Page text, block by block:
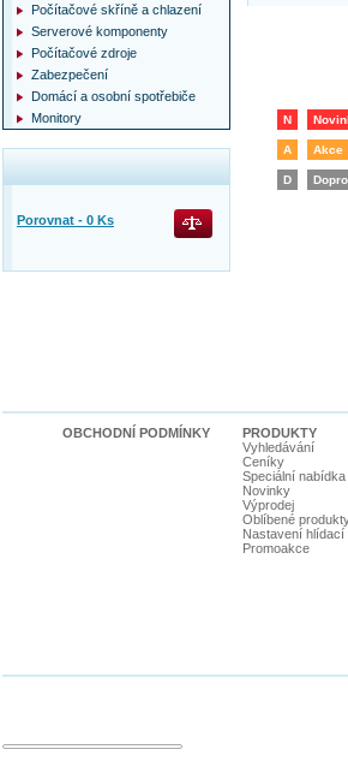
N
A Akce
D
Počítačové skříně a chlazení
Serverové komponenty
Počítačové zdroje
Zabezpečení
Domácí a osobní spotřebiče
Monitory
Porovnat - 0 Ks
OBCHODNÍ PODMÍNKY
PRODUKTY
Vyhledávání
Ceníky
Speciální nabídka
Novinky
Výprodej
Oblíbené
Nastavení hlídací
Promoakce